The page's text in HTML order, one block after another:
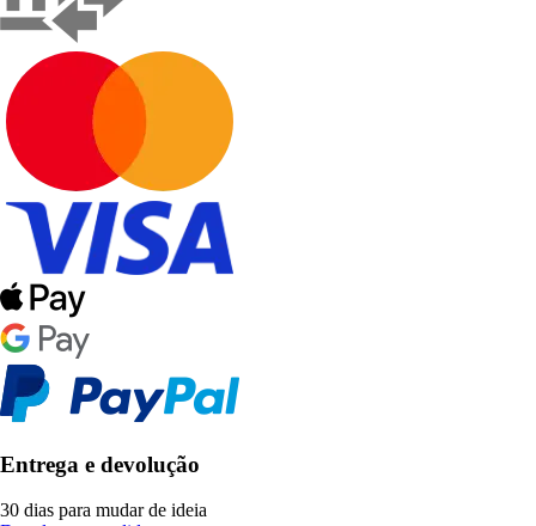
Entrega e devolução
30 dias para mudar de ideia